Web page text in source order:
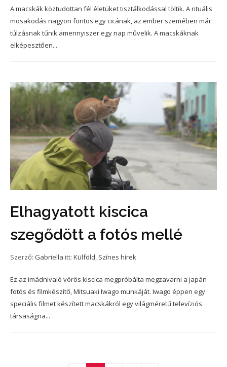
A macskák köztudottan fél életüket tisztálkodással töltik. A rituális
mosakodás nagyon fontos egy cicának, az ember szemében már
túlzásnak tűnik amennyiszer egy nap művelik. A macskáknak
elképesztően...
Elhagyatott kiscica
szegődött a fotós mellé
Szerző: Gabriella itt: Külföld, Színes hírek
Ez az imádnivaló vörös kiscica megpróbálta megzavarni a japán
fotós és filmkészítő, Mitsuaki Iwago munkáját. Iwago éppen egy
speciális filmet készített macskákról egy világméretű televíziós
társaságna...